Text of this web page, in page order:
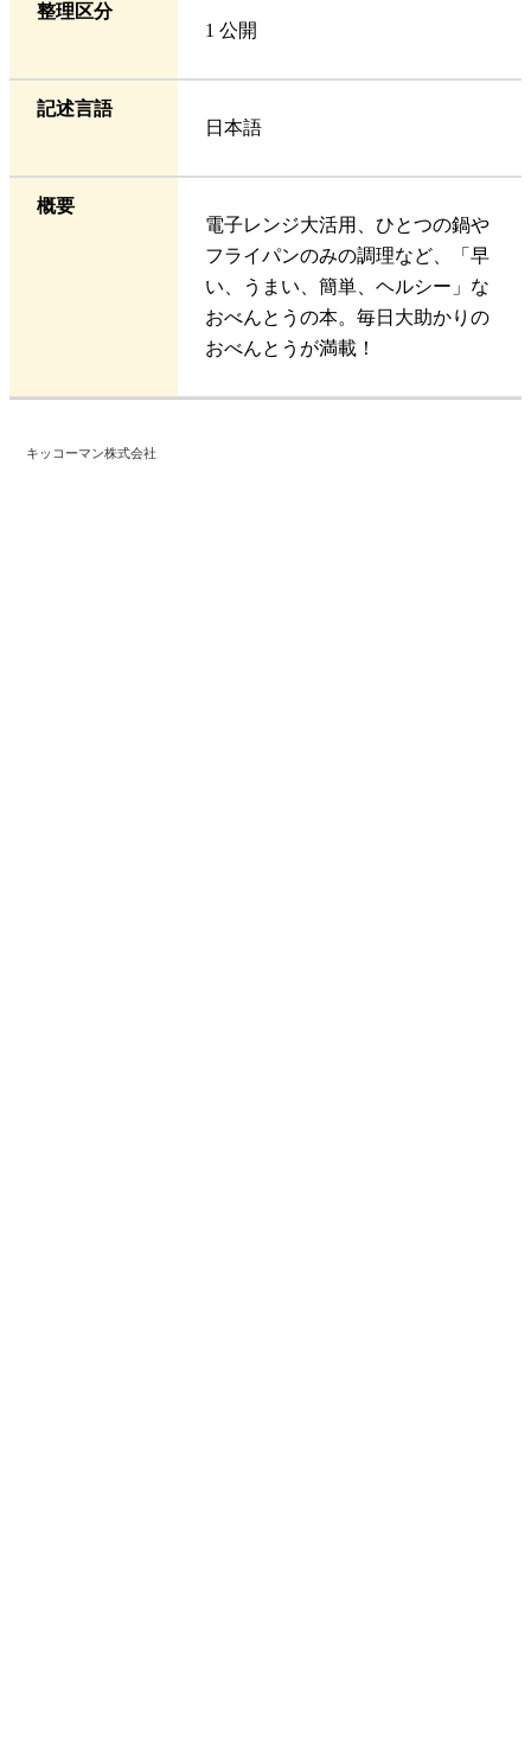
整理区分
1 公開
記述言語
日本語
概要
電子レンジ大活用、ひとつの鍋や
フライパンのみの調理など、「早
い、うまい、簡単、ヘルシー」な
おべんとうの本。毎日大助かりの
おべんとうが満載！
キッコーマン株式会社